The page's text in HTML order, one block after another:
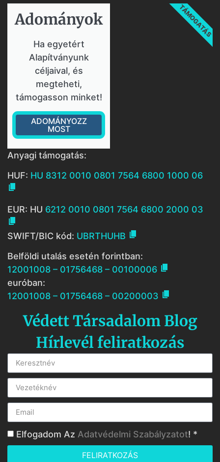
Adományok​
Ha egyetért
Alapítványunk
céljaival, és
megteheti,
támogasson minket!
ADOMÁNYOZZ
MOST
TÁMOGATÁS
Anyagi támogatás:
HUF: HU 8312 0010 0801 7564 6800 1000 06

EUR: HU 6212 0010 0801 7564 6800 2000 03

SWIFT/BIC kód: UBRTHUHB 
Belföldi utalás esetén forintban:
12001008 – 01756468 – 00100006 
euróban:
12001008 – 01756468 – 00200003 
Védett Társadalom Blog
Hírlevél feliratkozás
Elfogadom Az Adatvédelmi Szabályzatot! *
FELIRATKOZÁS